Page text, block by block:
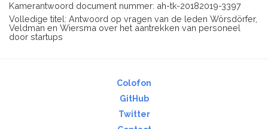
Kamerantwoord document nummer: ah-tk-20182019-3397
Volledige titel: Antwoord op vragen van de leden Wörsdörfer,
Veldman en Wiersma over het aantrekken van personeel
door startups
Colofon
GitHub
Twitter